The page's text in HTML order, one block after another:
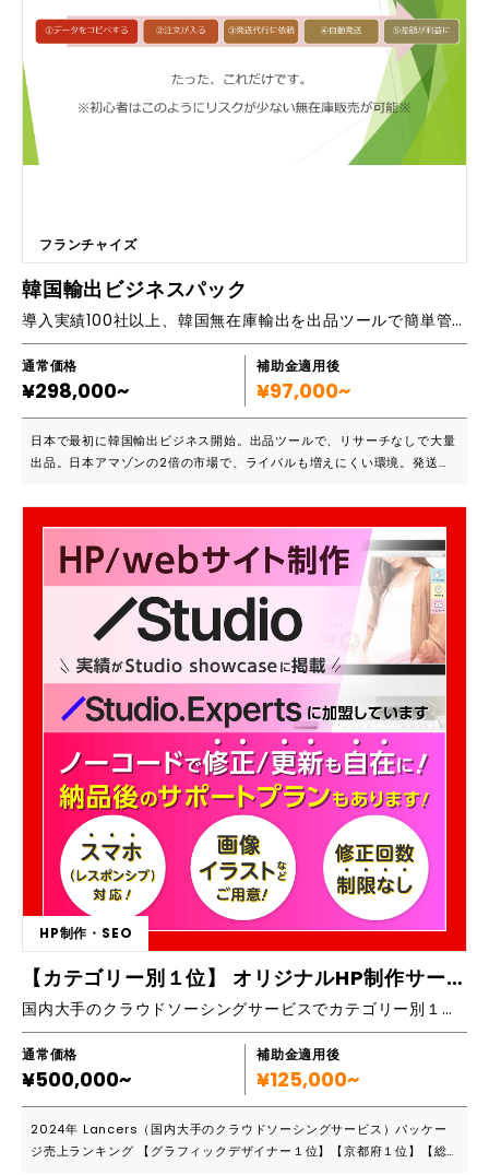
の傾向などなど、 アクセスいていただいている、お客様が迷わない、最
適なUIUXをご提案。 〇SEOの最適化 実績のあるスタッフが、評価される
フランチャイズ
韓国輸出ビジネスパック
導入実績100社以上、韓国無在庫輸出を出品ツールで簡単管理、ライバルが増えにくい有望市場
通常価格
¥298,000~
補助金適用後
¥97,000~
日本で最初に韓国輸出ビジネス開始。出品ツールで、リサーチなしで大量
出品。日本アマゾンの2倍の市場で、ライバルも増えにくい環境。発送代
出品まで、マンツーマンコンサルで、丁寧に、対応。 ■こんな方におすす
めです ・事業にもう1本柱がほしい ・スタッフに作業はまかせたい ・競
争相手の少ない海外市場に進出したい ・軌道に乗るまで責任をもってコ
ンサルしてほしい ・ITツールを活用して出品作業所間を短縮したい ・1日
1時間程度の作業時間ですませたい ・在庫を持たずにできる物販がやりた
い ・商品の発送に時間をとられたくない 当社は、韓国輸出ビジネスの日
本での創業を担いましたので、初めての方でも安心してご利用いただけま
す。韓国語ができなくても、大丈夫です。韓国EC サイト立ち上げ後のサ
ポートも、マンツーマンで、丁寧に対応させていただきます、 ■導入実績
サイト使用法研修、出品ITツール使用研修、商品発送研修、利益を上げる
ためのポイント研修） ※韓国輸出ビジネスコンサル1年のサポートがつき
HP制作・SEO
【カテゴリー別１位】 オリジナルHP制作サービス
国内大手のクラウドソーシングサービスでカテゴリー別１位、 ノーコードツールSTUDIOでHP制作サービス
通常価格
¥500,000~
補助金適用後
¥125,000~
2024年 Lancers（国内大手のクラウドソーシングサービス）パッケー
ジ売上ランキング 【グラフィックデザイナー１位】【京都府１位】【総